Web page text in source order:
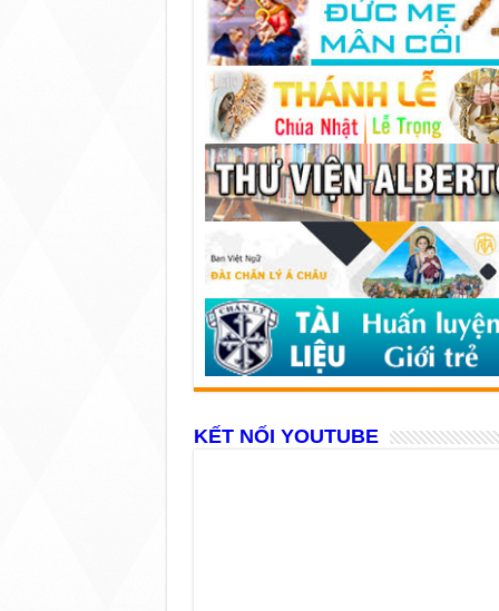
KẾT NỐI YOUTUBE